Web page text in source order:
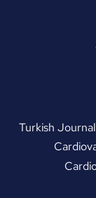
Turkish